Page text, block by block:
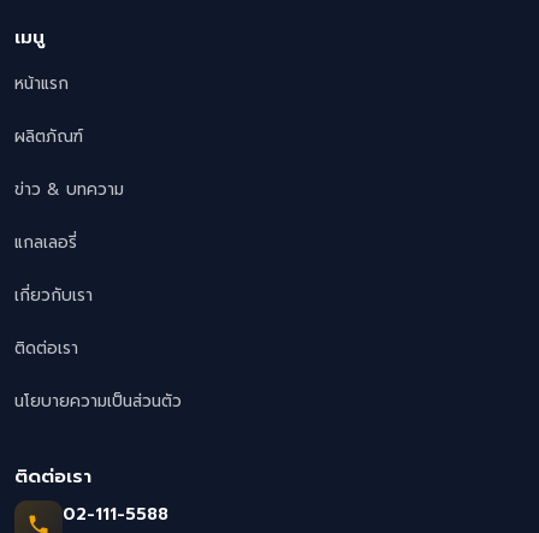
เมนู
หน้าแรก
ผลิตภัณฑ์
ข่าว & บทความ
แกลเลอรี่
เกี่ยวกับเรา
ติดต่อเรา
นโยบายความเป็นส่วนตัว
ติดต่อเรา
02-111-5588